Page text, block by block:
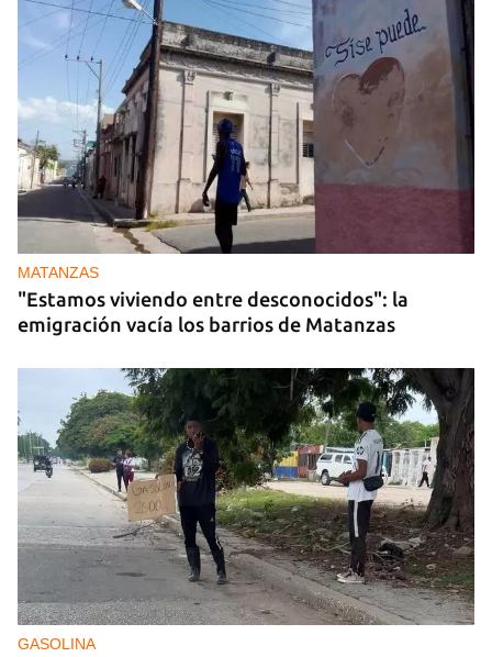
MATANZAS
"Estamos viviendo entre desconocidos": la
emigración vacía los barrios de Matanzas
GASOLINA